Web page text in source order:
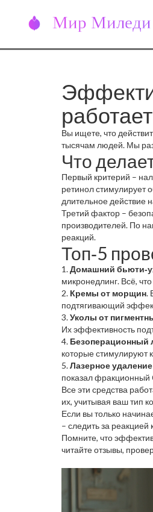
работает
Вы ищете, что
тысячам людей. Мы
Что
Первый критерий –
ретинол стимулирует
длительное действие
Третий фактор –
производителей. По
реакций.
Топ‑5
1.Домашний
микронедлинг. Всё,
2. Кремы от морщин.
подтягивающий
3.Уколы от
Их эффективность
4. Безоперационный
которые стимулируют
5.Лазерное удаление
показал фракционный
Все эти средства
их, учитывая ваш тип
Если вы только
– следить за реакцией
Помните, что
читайте отзывы,